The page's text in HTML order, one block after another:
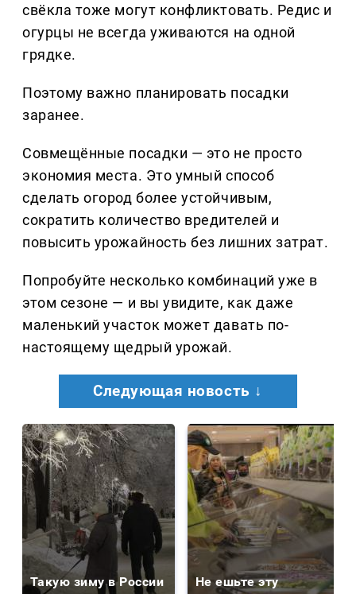
свёкла тоже могут конфликтовать. Редис и
огурцы не всегда уживаются на одной
грядке.
Поэтому важно планировать посадки
заранее.
Совмещённые посадки — это не просто
экономия места. Это умный способ
сделать огород более устойчивым,
сократить количество вредителей и
повысить урожайность без лишних затрат.
Попробуйте несколько комбинаций уже в
этом сезоне — и вы увидите, как даже
маленький участок может давать по-
настоящему щедрый урожай.
Следующая новость ↓
Такую зиму в России
Не ешьте эту